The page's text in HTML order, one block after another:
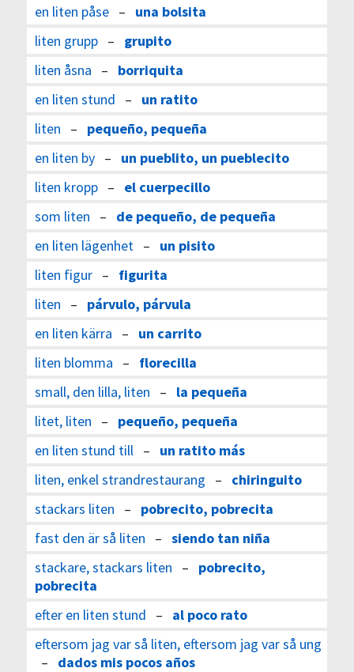
en liten påse– una bolsita
liten grupp– grupito
liten åsna – borriquita
en liten stund – un ratito
liten – pequeño, pequeña
en liten by– un pueblito, un pueblecito
liten kropp– el cuerpecillo
som liten – de pequeño, de pequeña
en liten lägenhet – un pisito
liten figur– figurita
liten – párvulo, párvula
en liten kärra – un carrito
liten blomma – florecilla
small, den lilla, liten – la pequeña
litet, liten – pequeño, pequeña
en liten stund till – un ratito más
liten, enkel strandrestaurang – chiringuito
stackars liten – pobrecito, pobrecita
fast den är så liten – siendo tan niña
stackare, stackars liten – pobrecito,
pobrecita
efter en liten stund – al poco rato
eftersom jag var så liten, eftersom jag var så ung
– dados mis pocos años